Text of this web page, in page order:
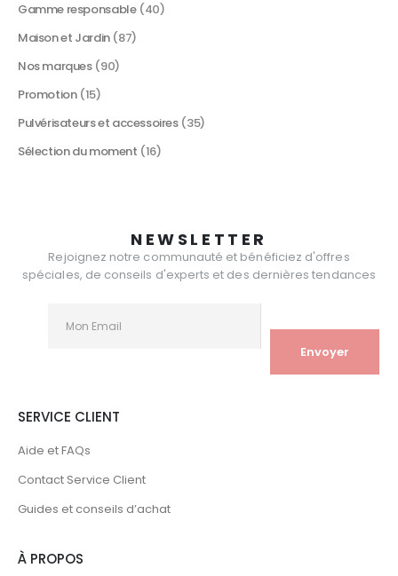
Gamme responsable (40)
Maison et Jardin (87)
Nos marques (90)
Promotion (15)
Pulvérisateurs et accessoires (35)
Sélection du moment (16)
NEWSLETTER
Rejoignez notre communauté et bénéficiez d'offres
spéciales, de conseils d'experts et des dernières tendances
SERVICE CLIENT
Aide et FAQs
Contact Service Client
Guides et conseils d’achat
À PROPOS